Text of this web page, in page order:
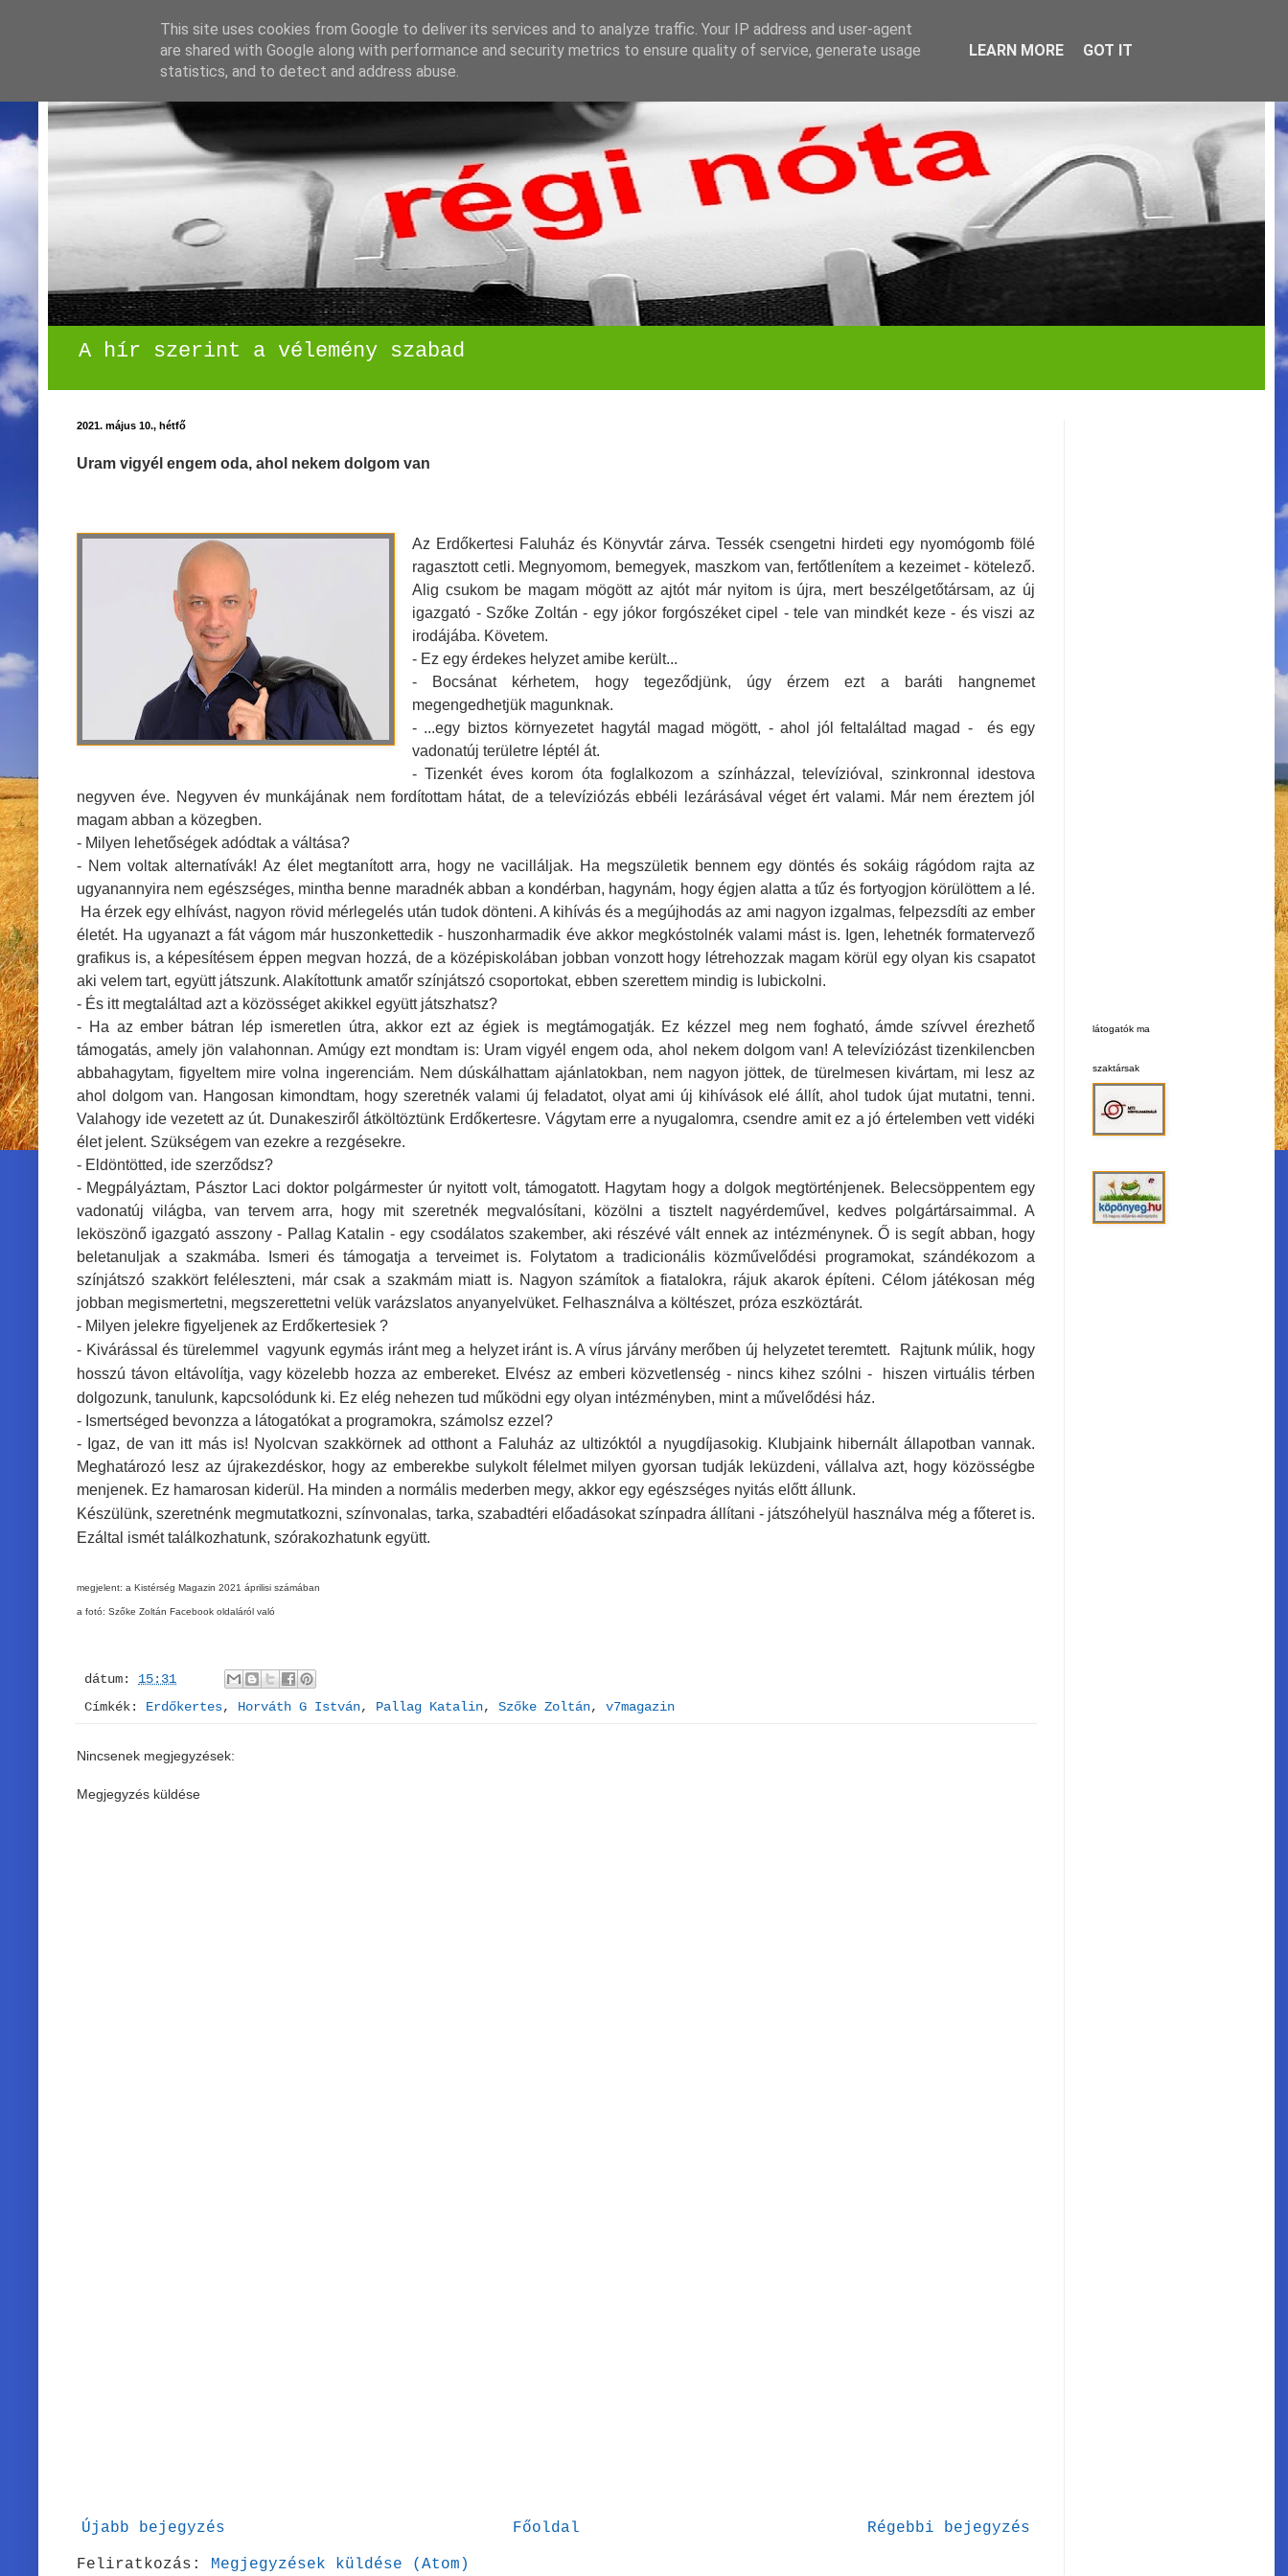
A hír szerint a vélemény szabad
2021. május 10., hétfő
Uram vigyél engem oda, ahol nekem dolgom van
Az Erdőkertesi Faluház és Könyvtár zárva. Tessék csengetni hirdeti egy nyomógomb fölé
ragasztott cetli. Megnyomom, bemegyek, maszkom van, fertőtlenítem a kezeimet - kötelező.
Alig csukom be magam mögött az ajtót már nyitom is újra, mert beszélgetőtársam, az új
igazgató - Szőke Zoltán - egy jókor forgószéket cipel - tele van mindkét keze - és viszi az
irodájába. Követem.
- Ez egy érdekes helyzet amibe került...
- Bocsánat kérhetem, hogy tegeződjünk, úgy érzem ezt a baráti hangnemet
megengedhetjük magunknak.
- ...egy biztos környezetet hagytál magad mögött, - ahol jól feltaláltad magad - és egy
vadonatúj területre léptél át.
- Tizenkét éves korom óta foglalkozom a színházzal, televízióval, szinkronnal idestova
negyven éve. Negyven év munkájának nem fordítottam hátat, de a televíziózás ebbéli lezárásával véget ért valami. Már nem éreztem jól
magam abban a közegben.
- Milyen lehetőségek adódtak a váltása?
- Nem voltak alternatívák! Az élet megtanított arra, hogy ne vacilláljak. Ha megszületik bennem egy döntés és sokáig rágódom rajta az
ugyanannyira nem egészséges, mintha benne maradnék abban a kondérban, hagynám, hogy égjen alatta a tűz és fortyogjon körülöttem a lé.
Ha érzek egy elhívást, nagyon rövid mérlegelés után tudok dönteni. A kihívás és a megújhodás az ami nagyon izgalmas, felpezsdíti az ember
életét. Ha ugyanazt a fát vágom már huszonkettedik - huszonharmadik éve akkor megkóstolnék valami mást is. Igen, lehetnék formatervező
grafikus is, a képesítésem éppen megvan hozzá, de a középiskolában jobban vonzott hogy létrehozzak magam körül egy olyan kis csapatot
aki velem tart, együtt játszunk. Alakítottunk amatőr színjátszó csoportokat, ebben szerettem mindig is lubickolni.
- És itt megtaláltad azt a közösséget akikkel együtt játszhatsz?
- Ha az ember bátran lép ismeretlen útra, akkor ezt az égiek is megtámogatják. Ez kézzel meg nem fogható, ámde szívvel érezhető
támogatás, amely jön valahonnan. Amúgy ezt mondtam is: Uram vigyél engem oda, ahol nekem dolgom van! A televíziózást tizenkilencben
abbahagytam, figyeltem mire volna ingerenciám. Nem dúskálhattam ajánlatokban, nem nagyon jöttek, de türelmesen kivártam, mi lesz az
ahol dolgom van. Hangosan kimondtam, hogy szeretnék valami új feladatot, olyat ami új kihívások elé állít, ahol tudok újat mutatni, tenni.
Valahogy ide vezetett az út. Dunakesziről átköltöztünk Erdőkertesre. Vágytam erre a nyugalomra, csendre amit ez a jó értelemben vett vidéki
élet jelent. Szükségem van ezekre a rezgésekre.
- Eldöntötted, ide szerződsz?
- Megpályáztam, Pásztor Laci doktor polgármester úr nyitott volt, támogatott. Hagytam hogy a dolgok megtörténjenek. Belecsöppentem egy
vadonatúj világba, van tervem arra, hogy mit szeretnék megvalósítani, közölni a tisztelt nagyérdeművel, kedves polgártársaimmal. A
leköszönő igazgató asszony - Pallag Katalin - egy csodálatos szakember, aki részévé vált ennek az intézménynek. Ő is segít abban, hogy
beletanuljak a szakmába. Ismeri és támogatja a terveimet is. Folytatom a tradicionális közművelődési programokat, szándékozom a
színjátszó szakkört feléleszteni, már csak a szakmám miatt is. Nagyon számítok a fiatalokra, rájuk akarok építeni. Célom játékosan még
jobban megismertetni, megszerettetni velük varázslatos anyanyelvüket. Felhasználva a költészet, próza eszköztárát.
- Milyen jelekre figyeljenek az Erdőkertesiek ?
- Kivárással és türelemmel vagyunk egymás iránt meg a helyzet iránt is. A vírus járvány merőben új helyzetet teremtett. Rajtunk múlik, hogy
hosszú távon eltávolítja, vagy közelebb hozza az embereket. Elvész az emberi közvetlenség - nincs kihez szólni - hiszen virtuális térben
dolgozunk, tanulunk, kapcsolódunk ki. Ez elég nehezen tud működni egy olyan intézményben, mint a művelődési ház.
- Ismertséged bevonzza a látogatókat a programokra, számolsz ezzel?
- Igaz, de van itt más is! Nyolcvan szakkörnek ad otthont a Faluház az ultizóktól a nyugdíjasokig. Klubjaink hibernált állapotban vannak.
Meghatározó lesz az újrakezdéskor, hogy az emberekbe sulykolt félelmet milyen gyorsan tudják leküzdeni, vállalva azt, hogy közösségbe
menjenek. Ez hamarosan kiderül. Ha minden a normális mederben megy, akkor egy egészséges nyitás előtt állunk.
Készülünk, szeretnénk megmutatkozni, színvonalas, tarka, szabadtéri előadásokat színpadra állítani - játszóhelyül használva még a főteret is.
Ezáltal ismét találkozhatunk, szórakozhatunk együtt.
megjelent: a Kistérség Magazin 2021 áprilisi számában
a fotó: Szőke Zoltán Facebook oldaláról való
dátum: 15:31
Címkék: Erdőkertes, Horváth G István, Pallag Katalin, Szőke Zoltán, v7magazin
Nincsenek megjegyzések:
Megjegyzés küldése
Újabb bejegyzés Régebbi bejegyzés
Főoldal
Feliratkozás: Megjegyzések küldése (Atom)
látogatók ma
szaktársak
This site uses cookies from Google to deliver its services and to analyze traffic. Your IP address and user-agent
are shared with Google along with performance and security metrics to ensure quality of service, generate usage
statistics, and to detect and address abuse.
LEARN MORE GOT IT